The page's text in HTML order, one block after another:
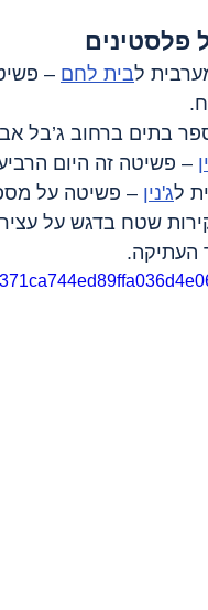
פלסטינים
לבית לחם –
ברחוב ג’בל אבו דהיר.
– פשיטה זה היום הרביעי. הפיכת 9 בתים
לג'נין – פשיטה על
העתיקה.